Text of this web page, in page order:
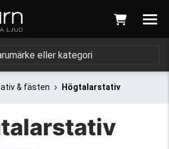
& fästen Högtalarstativ